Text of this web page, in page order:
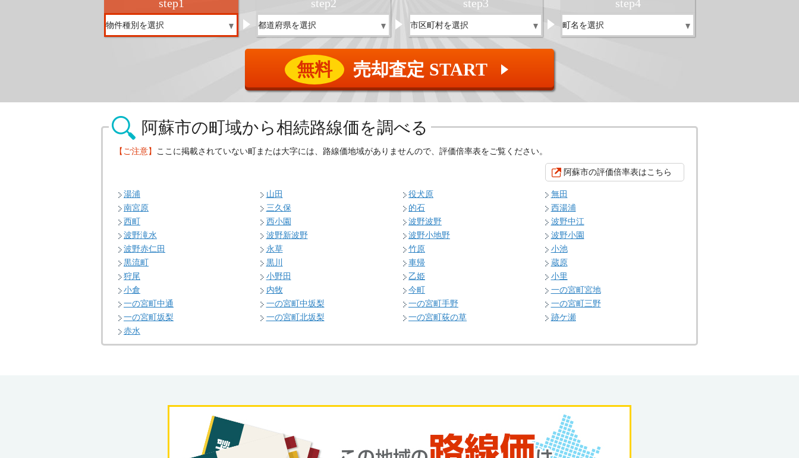
step1 step2 step3 step4
無料 売却査定 START ▲
阿蘇市の町域から相続路線価を調べる
【ご注意】 ここに掲載されていない町または大字には、路線価地域がありませんので、評価倍率表をご覧ください。
阿蘇市の評価倍率表はこちら
湯浦 山田 役犬原
無田
南宮原
三久保 的石
西湯浦
西町
西小園 波野波野
波野中江
波野滝水
波野新波野 波野小地野
波野小園
波野赤仁田
永草 竹原
小池
黒流町
黒川 車帰
蔵原
狩尾
小野田 乙姫
小里
小倉
内牧 今町
一の宮町宮地
一の宮町中通
一の宮町中坂梨 一の宮町手野
一の宮町三野
一の宮町坂梨
一の宮町北坂梨 一の宮町荻の草
跡ケ瀬
赤水